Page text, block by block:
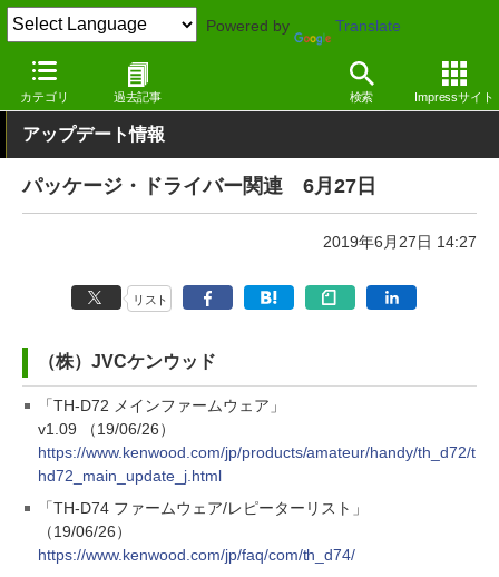
Powered by Translate
カテゴリ 過去記事 検索 Impressサイト
窓の杜 その他の話題 アップデート
アップデート情報
パッケージ・ドライバー関連 6月27日
2019年6月27日 14:27
リスト
（株）JVCケンウッド
「TH-D72 メインファームウェア」
v1.09 （19/06/26）
https://www.kenwood.com/jp/products/amateur/handy/th_d72/t
hd72_main_update_j.html
「TH-D74 ファームウェア/レピーターリスト」
（19/06/26）
https://www.kenwood.com/jp/faq/com/th_d74/